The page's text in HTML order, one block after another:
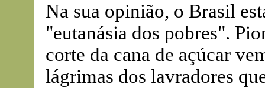
Na sua opinião, o Brasil
"eutanásia dos pobres".
corte da cana de açúcar
lágrimas dos lavradores